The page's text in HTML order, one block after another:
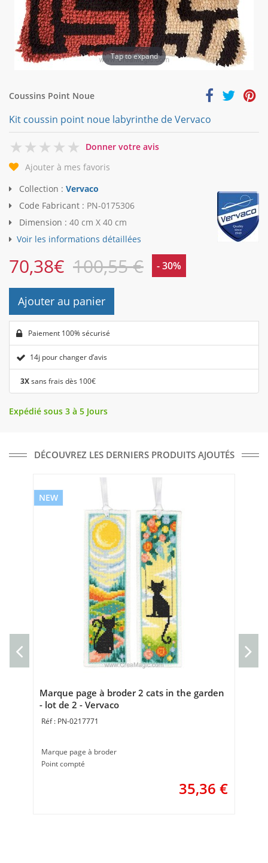
Tap to expand
Coussins Point Noue
Kit coussin point noue labyrinthe de Vervaco
0
Donner votre avis
Ajouter à mes favoris
Collection : Vervaco
Code Fabricant : PN-0175306
Dimension : 40 cm X 40 cm
Voir les informations détaillées
70,38€ 100,55 € - 30%
Ajouter au panier
Paiement 100% sécurisé
14j pour changer d’avis
3Xsans frais dès 100€
Expédié sous 3 à 5 Jours
DÉCOUVREZ LES DERNIERS PRODUITS AJOUTÉS
NEW
Marque page à broder 2 cats in the garden
- lot de 2 - Vervaco
PN-0217771
Marque page à broder
Point compté
35,36 €